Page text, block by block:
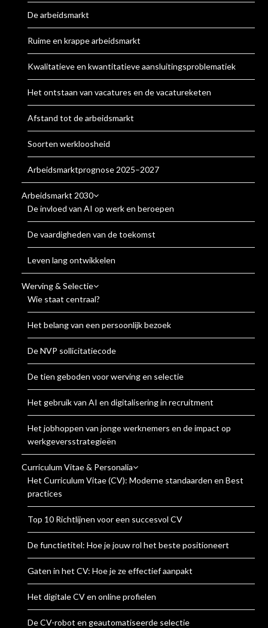
De arbeidsmarkt
Ruime en krappe arbeidsmarkt
Kwalitatieve en kwantitatieve aansluitingsproblematiek
Het ontstaan van vacatures en de vacatureketen
Afstand tot de arbeidsmarkt
Soorten werkloosheid
Arbeidsmarktprognose 2025–2027
Arbeidsmarkt 2030
De invloed van AI op werk en beroepen
De vaardigheden van de toekomst
Leven lang ontwikkelen
Werving & Selectie
Wie staat centraal?
Het belang van een persoonlijk bezoek
De NVP sollicitatiecode
De tien geboden voor werving en selectie
Het gebruik van AI en digitalisering in recruitment
Het jobhoppen van jonge werknemers en de impact op
werkgeversstrategieën
Curriculum Vitae & Personalia
Het Curriculum Vitae (CV): Moderne standaarden en Best
practices
Top 10 Richtlijnen voor een succesvol CV
De functietitel: Hoe je jouw rol het beste positioneert
Gaten in het CV: Hoe je ze effectief aanpakt
Het digitale CV en online profielen
De CV-robot en geautomatiseerde selectie